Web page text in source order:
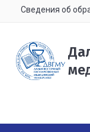
Сведения об